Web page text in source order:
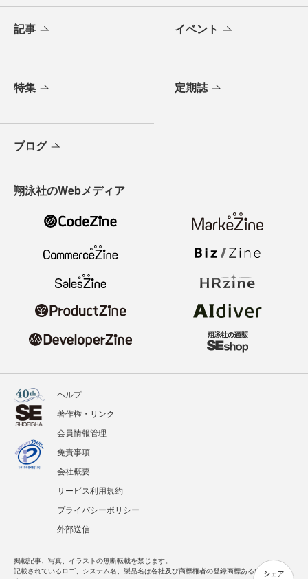
シェア
記事 イベント
特集 定期誌
ブログ
翔泳社のWebメディア
ヘルプ
著作権・リンク
会員情報管理
免責事項
会社概要
サービス利用規約
プライバシーポリシー
外部送信
掲載記事、写真、イラストの無断転載を禁じます。
記載されているロゴ、システム名、製品名は各社及び商標権者の登録商標あるいは商標で